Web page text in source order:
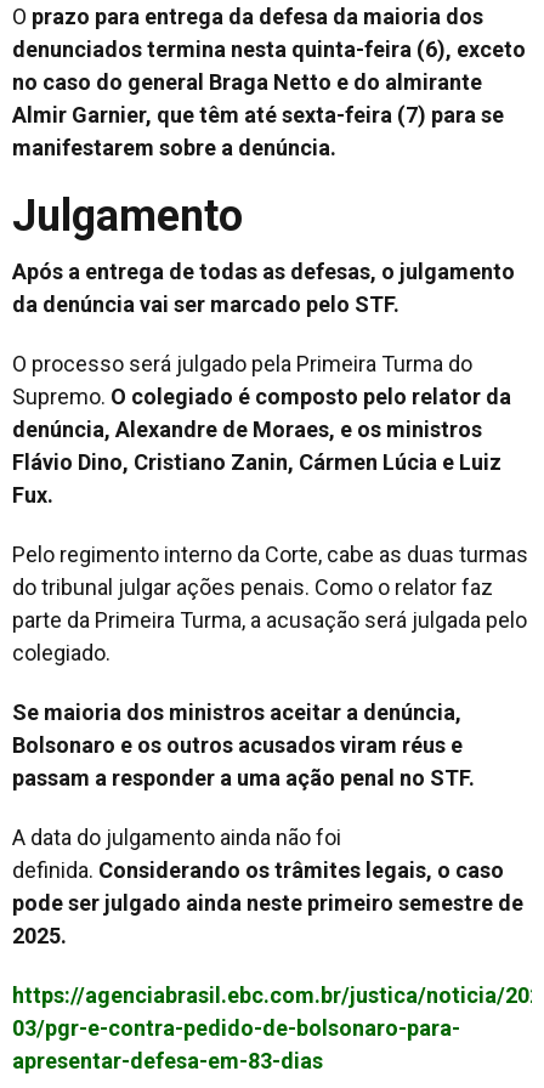
O prazo para entrega da defesa da maioria dos
denunciados termina nesta quinta-feira (6), exceto
no caso do general Braga Netto e do almirante
Almir Garnier, que têm até sexta-feira (7) para se
manifestarem sobre a denúncia.
Julgamento
Após a entrega de todas as defesas, o julgamento
da denúncia vai ser marcado pelo STF.
O processo será julgado pela Primeira Turma do
Supremo. O colegiado é composto pelo relator da
denúncia, Alexandre de Moraes, e os ministros
Flávio Dino, Cristiano Zanin, Cármen Lúcia e Luiz
Fux.
Pelo regimento interno da Corte, cabe as duas turmas
do tribunal julgar ações penais. Como o relator faz
parte da Primeira Turma, a acusação será julgada pelo
colegiado.
Se maioria dos ministros aceitar a denúncia,
Bolsonaro e os outros acusados viram réus e
passam a responder a uma ação penal no STF.
A data do julgamento ainda não foi
definida. Considerando os trâmites legais, o caso
pode ser julgado ainda neste primeiro semestre de
2025.
https://agenciabrasil.ebc.com.br/justica/noticia/
03/pgr-e-contra-pedido-de-bolsonaro-para-
apresentar-defesa-em-83-dias